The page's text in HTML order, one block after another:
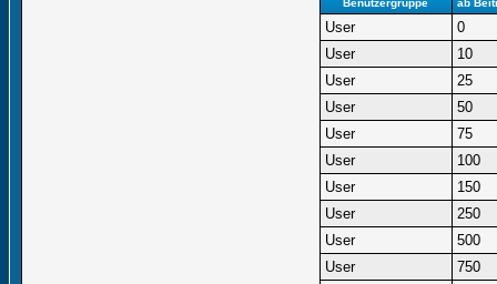
Benutzergruppe ab
User
0
User
10
User
25
User
50
User
75
User
100
User
150
User
250
User
500
User
750